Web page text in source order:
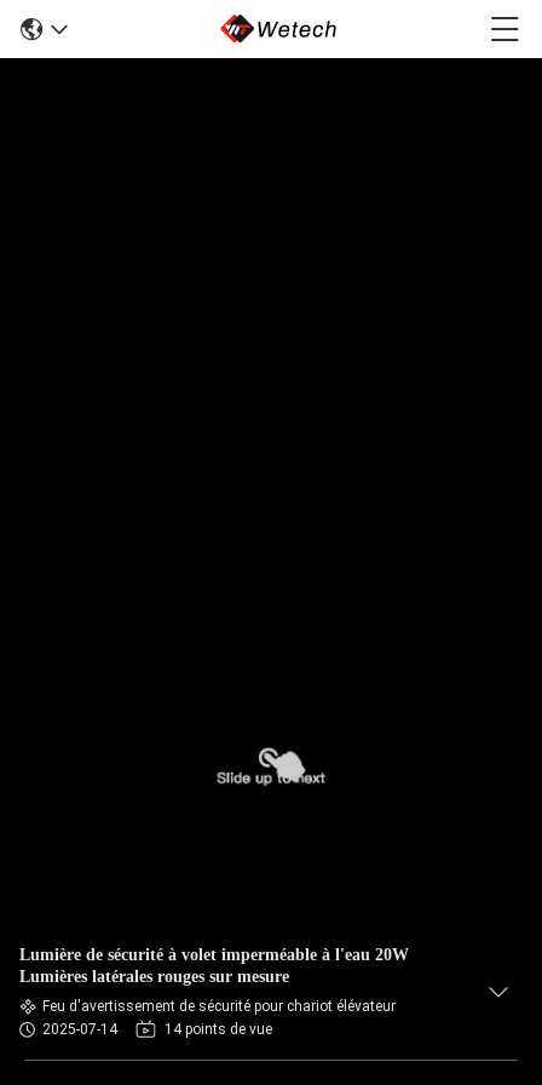
Lumière de sécurité à volet imperméable à l'eau 20W
Lumières latérales rouges sur mesure
Feu d'avertissement de sécurité pour chariot élévateur
2025-07-14
14 points de vue